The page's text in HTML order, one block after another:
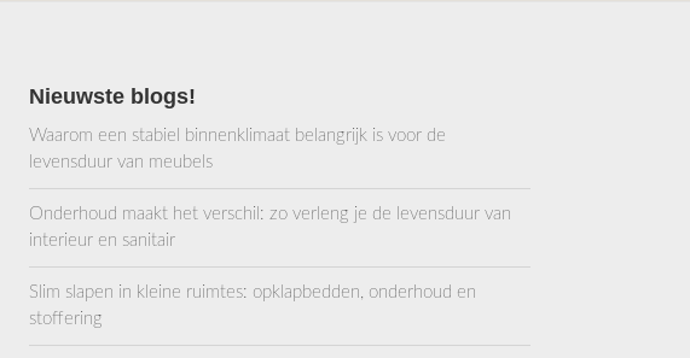
Nieuwste blogs!
Waarom een stabiel binnenklimaat belangrijk is voor de
levensduur van meubels
Onderhoud maakt het verschil: zo verleng je de levensduur van
interieur en sanitair
Slim slapen in kleine ruimtes: opklapbedden, onderhoud en
stoffering